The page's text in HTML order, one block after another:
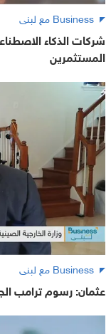
Business مع لبنى
شركات الذكاء
المستثمرين
Business مع لبنى
عثمان: رسوم ترامب